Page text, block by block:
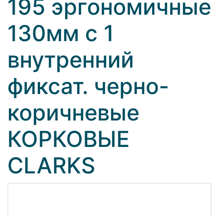
195 эргономичные
130мм с 1
внутренний
фиксат. черно-
коричневые
КОРКОВЫЕ
CLARKS